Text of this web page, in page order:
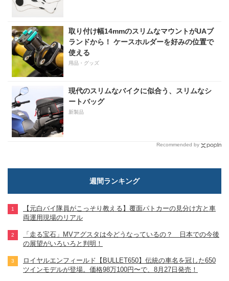
取り付け幅14mmのスリムなマウントがUAブ
ランドから！ ケースホルダーを好みの位置で
使える
用品・グッズ
現代のスリムなバイクに似合う、スリムなシ
ートバッグ
新製品
Recommended by
週間ランキング
【元白バイ隊員がこっそり教える】覆面パトカーの見分け方と車
両運用現場のリアル
「走る宝石」MVアグスタは今どうなっているの？ 日本での今後
の展望がいろいろと判明！
ロイヤルエンフィールド【BULLET650】伝統の車名を冠した650
ツインモデルが登場。価格98万100円〜で、8月27日発売！